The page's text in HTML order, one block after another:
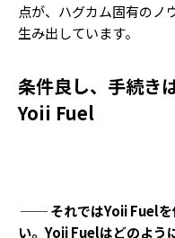
点が、ハグカム固有のノ
生み出しています。
条件良し、手続き
Yoii Fuel
── それではYoii Fuelを
い。Yoii Fuelはどのよう